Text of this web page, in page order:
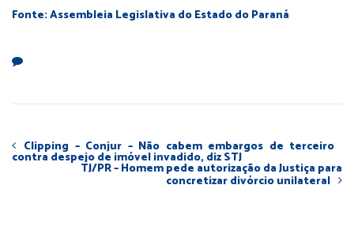
Fonte: Assembleia Legislativa do Estado do Paraná
Clipping – Conjur – Não cabem embargos de terceiro
contra despejo de imóvel invadido, diz STJ
TJ/PR – Homem pede autorização da Justiça para
concretizar divórcio unilateral